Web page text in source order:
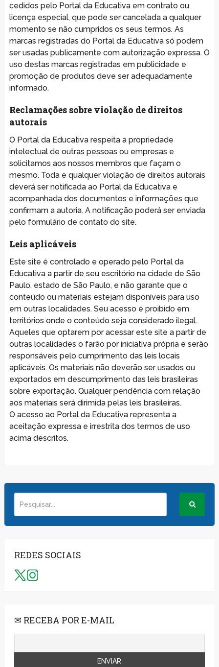
cedidos pelo Portal da Educativa em contrato ou
licença especial, que pode ser cancelada a qualquer
momento se não cumpridos os seus termos. As
marcas registradas do Portal da Educativa só podem
ser usadas publicamente com autorização expressa. O
uso destas marcas registradas em publicidade e
promoção de produtos deve ser adequadamente
informado.
Reclamações sobre violação de direitos
autorais
O Portal da Educativa respeita a propriedade
intelectual de outras pessoas ou empresas e
solicitamos aos nossos membros que façam o
mesmo. Toda e qualquer violação de direitos autorais
deverá ser notificada ao Portal da Educativa e
acompanhada dos documentos e informações que
confirmam a autoria. A notificação poderá ser enviada
pelo formulário de contato do site.
Leis aplicáveis
Este site é controlado e operado pelo Portal da
Educativa a partir de seu escritório na cidade de São
Paulo, estado de São Paulo, e não garante que o
conteúdo ou materiais estejam disponíveis para uso
em outras localidades. Seu acesso é proibido em
territórios onde o conteúdo seja considerado ilegal.
Aqueles que optarem por acessar este site a partir de
outras localidades o farão por iniciativa própria e serão
responsáveis pelo cumprimento das leis locais
aplicáveis. Os materiais não deverão ser usados ou
exportados em descumprimento das leis brasileiras
sobre exportação. Qualquer pendência com relação
aos materiais será dirimida pelas leis brasileiras.
O acesso ao Portal da Educativa representa a
aceitação expressa e irrestrita dos termos de uso
acima descritos.
REDES SOCIAIS
✉ RECEBA POR E-MAIL